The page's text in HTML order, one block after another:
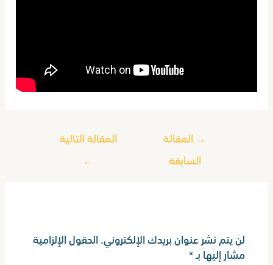
→ المقالة
السابقة
المقالة التالية
←
لن يتم نشر عنوان بريدك الإلكتروني.الحقول الإلزامية
مشار إليها بـ*